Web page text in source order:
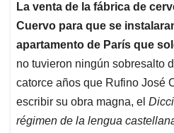
La venta de la fábrica de
Cuervo para que se
apartamento de París que
no tuvieron ningún sobresalto
catorce años que Rufino José
escribir su obra magna, el
régimen de la lengua